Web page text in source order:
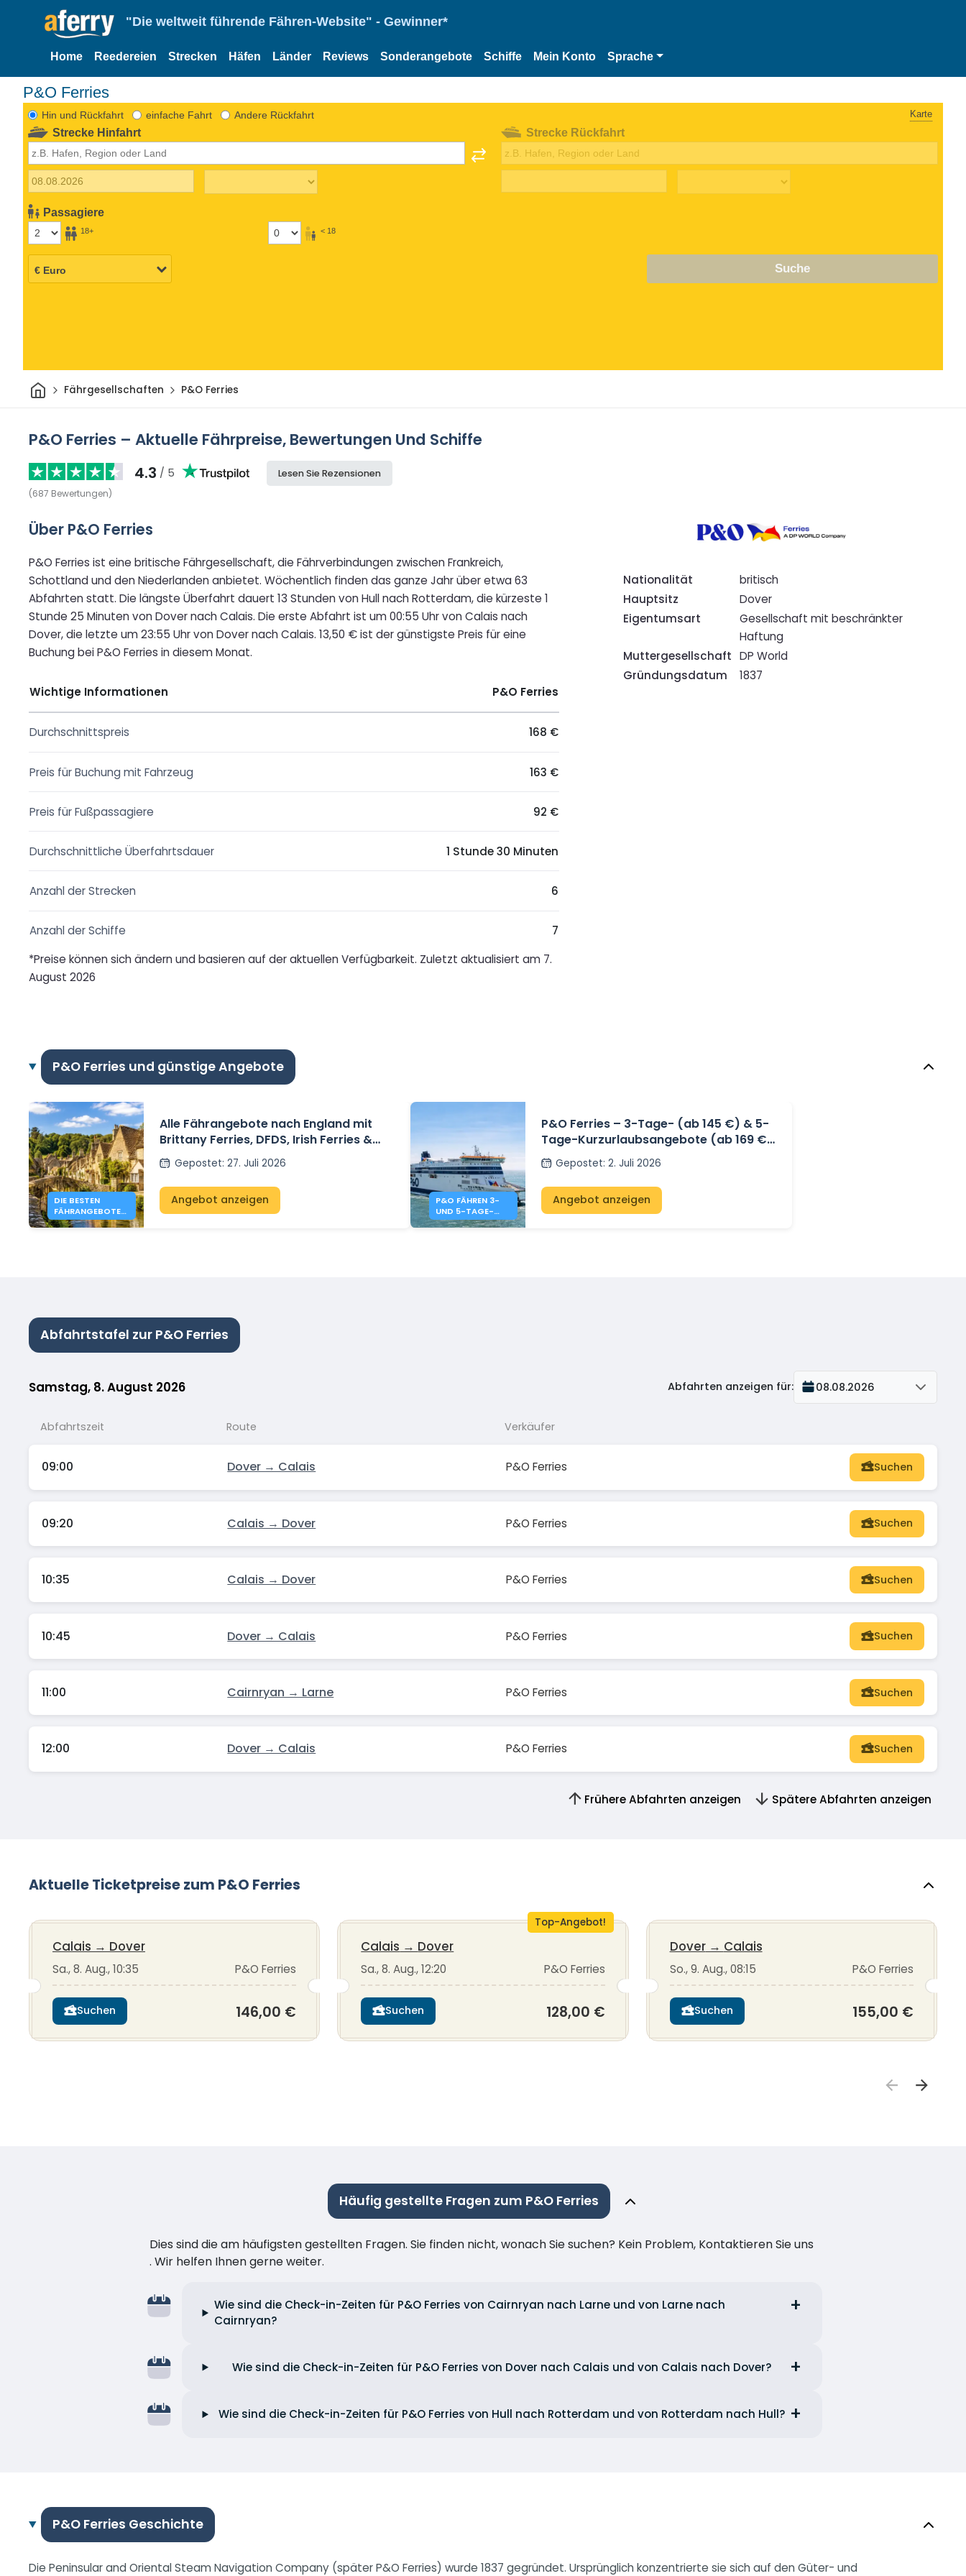
"Die weltweit führende Fähren-Website" - Gewinner*
Home Reedereien Strecken Häfen Länder Reviews Sonderangebote Schiffe Mein Konto Sprache
P&O Ferries
Hin und Rückfahrt einfache Fahrt Andere Rückfahrt Karte
Strecke Hinfahrt
Passagiere
18+ < 18
Strecke Rückfahrt
Suche
HeimFährgesellschaften P&O Ferries
P&O Ferries – Aktuelle Fährpreise, Bewertungen Und Schiffe
4.3 / 5
(687 Bewertungen)
Lesen Sie Rezensionen
Über P&O Ferries
P&O Ferries ist eine britische Fährgesellschaft, die Fährverbindungen zwischen Frankreich,
Schottland und den Niederlanden anbietet. Wöchentlich finden das ganze Jahr über etwa 63
Abfahrten statt. Die längste Überfahrt dauert 13 Stunden von Hull nach Rotterdam, die kürzeste 1
Stunde 25 Minuten von Dover nach Calais. Die erste Abfahrt ist um 00:55 Uhr von Calais nach
Dover, die letzte um 23:55 Uhr von Dover nach Calais. 13,50 € ist der günstigste Preis für eine
Buchung bei P&O Ferries in diesem Monat.
Wichtige Informationen P&O Ferries
Durchschnittspreis 168 €
Preis für Buchung mit Fahrzeug 163 €
Preis für Fußpassagiere 92 €
Durchschnittliche Überfahrtsdauer 1 Stunde 30 Minuten
Anzahl der Strecken 6
Anzahl der Schiffe
7
*Preise können sich ändern und basieren auf der aktuellen Verfügbarkeit. Zuletzt aktualisiert am 7.
August 2026
Nationalität
britisch
Hauptsitz
Dover
Eigentumsart
Gesellschaft mit beschränkter
Haftung
Muttergesellschaft DP World
Gründungsdatum
1837
P&O Ferries und günstige Angebote
DIE BESTEN
FÄHRANGEBOTE
NACH ENGLAND
Alle Fährangebote nach England mit
Brittany Ferries, DFDS, Irish Ferries &
P&O Ferries – ab 41 €
Gepostet: 27. Juli 2026
Angebot anzeigen
P&O FÄHREN 3-
UND 5-TAGE-
SONDERANGEBOT
P&O Ferries – 3-Tage- (ab 145 €) & 5-
Tage-Kurzurlaubsangebote (ab 169 €)
– Dover nach Calais
Gepostet:2. Juli 2026
Angebot anzeigen
Abfahrtstafel zur P&O Ferries
Samstag, 8. August 2026 Abfahrten anzeigen für: 08.08.2026
Abfahrtszeit Route Verkäufer
09:00 Dover → Calais P&O Ferries Suchen
09:20 Calais → Dover P&O Ferries Suchen
10:35 Calais → Dover P&O Ferries Suchen
10:45 Dover → Calais P&O Ferries Suchen
11:00 Cairnryan → Larne P&O Ferries Suchen
12:00 Dover → Calais P&O Ferries Suchen
Frühere Abfahrten anzeigen Spätere Abfahrten anzeigen
Aktuelle Ticketpreise zum P&O Ferries
Calais → Dover
Sa., 8. Aug., 10:35 P&O Ferries
Suchen 146,00 €
Top-Angebot!
Calais → Dover
Sa., 8. Aug., 12:20 P&O Ferries
Suchen 128,00 €
Dover→ Calais
So., 9. Aug., 08:15 P&O Ferries
Suchen 155,00 €
Häufig gestellte Fragen zum P&O Ferries
Dies sind die am häufigsten gestellten Fragen. Sie finden nicht, wonach Sie suchen? Kein Problem, Kontaktieren Sie uns
. Wir helfen Ihnen gerne weiter.
Wie sind die Check-in-Zeiten für P&O Ferries von Cairnryan nach Larne und von Larne nach
Cairnryan?
Wie sind die Check-in-Zeiten für P&O Ferries von Dover nach Calais und von Calais nach Dover?
Wie sind die Check-in-Zeiten für P&O Ferries von Hull nach Rotterdam und von Rotterdam nach Hull?
P&O Ferries Geschichte
Die Peninsular and Oriental Steam Navigation Company (später P&O Ferries) wurde 1837 gegründet. Ursprünglich konzentrierte sie sich auf den Güter- und